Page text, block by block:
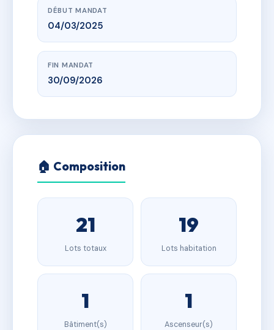
DÉBUT MANDAT
04/03/2025
FIN MANDAT
30/09/2026
🏠 Composition
21
Lots totaux
19
Lots habitation
1
Bâtiment(s)
1
Ascenseur(s)